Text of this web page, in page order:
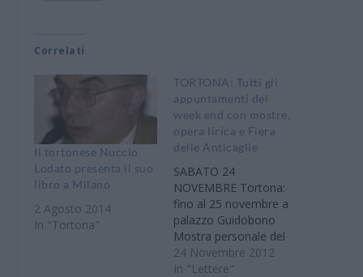
Correlati
Il tortonese Nuccio
Lodato presenta il suo
libro a Milano
2 Agosto 2014
In "Tortona"
TORTONA: Tutti gli
appuntamenti del
week end con mostre,
opera lirica e Fiera
delle Anticaglie
SABATO 24
NOVEMBRE Tortona:
fino al 25 novembre a
palazzo Guidobono
Mostra personale del
pittore di origini
siciliane Giuseppe La
24 Novembre 2012
In "Lettere"